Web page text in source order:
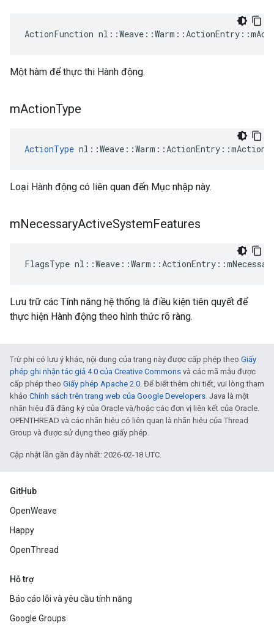
ActionFunction
Một hàm để thực thi Hành động.
mActionType
ActionType
Loại Hành động có liên quan đến Mục nhập này.
mNecessaryActiveSystemFeatures
FlagsType
Lưu trữ các Tính năng hệ thống là điều kiện tiên quyết để
thực hiện Hành động theo hình thức rõ ràng.
Trừ phi có lưu ý khác, nội dung của trang này được cấp phép theo Giấy
phép ghi nhận tác giả 4.0 của Creative Commons và các mã mẫu được
cấp phép theo Giấy phép Apache 2.0. Để biết thêm chi tiết, vui lòng tham
khảo Chính sách trên trang web của Google Developers. Java là một
nhãn hiệu đã đăng ký của Oracle và/hoặc các đơn vị liên kết của Oracle.
OPENTHREAD và các nhãn hiệu có liên quan là nhãn hiệu của Thread
Group và được sử dụng theo giấy phép.
Cập nhật lần gần đây nhất: 2026-02-18 UTC.
GitHub
OpenWeave
Happy
OpenThread
Hỗ trợ
Báo cáo lỗi và yêu cầu tính năng
Google Groups